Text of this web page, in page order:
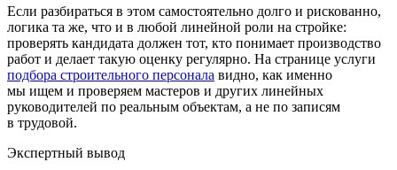
Если разбираться в этом самостоятельно долго и рискованно,
логика та же, что и в любой линейной роли на стройке:
проверять кандидата должен тот, кто понимает производство
работ и делает такую оценку регулярно. На странице услуги
подбора строительного персонала видно, как именно
мы ищем и проверяем мастеров и других линейных
руководителей по реальным объектам, а не по записям
в трудовой.
Экспертный вывод